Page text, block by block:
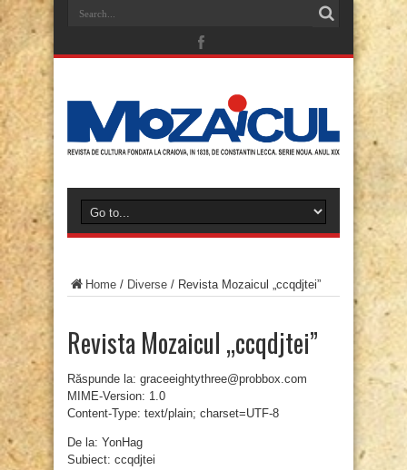
Home / Diverse / Revista Mozaicul „ccqdjtei”
Revista Mozaicul „ccqdjtei”
Răspunde la: graceeightythree@probbox.com
MIME-Version: 1.0
Content-Type: text/plain; charset=UTF-8
De la: YonHag
Subiect: ccqdjtei